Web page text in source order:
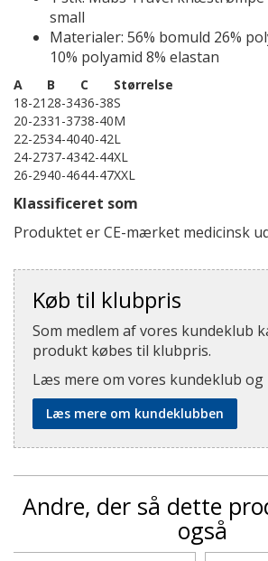
small
Materialer: 56% bomuld 26%
10% polyamid 8% elastan
A B C
Størrelse
18-21 28-3436-38S
20-2331-3738-40M
22-2534-4040-42L
24-2737-4342-44XL
26-2940-4644-47XXL
Klassificeret som
Produktet er CE-mærket medicinsk
Køb til klubpris
Som medlem af vores kundeklub
produkt købes til klubpris.
Læs mere om vores kundeklub og
Læs mere om kundeklubben
Andre, der så dette
også